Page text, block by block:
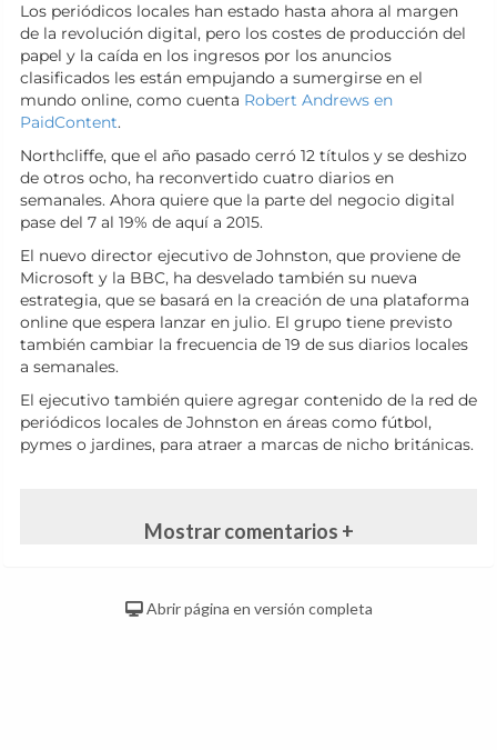
Los periódicos locales han estado hasta ahora al margen
de la revolución digital, pero los costes de producción del
papel y la caída en los ingresos por los anuncios
clasificados les están empujando a sumergirse en el
mundo online, como cuenta Robert Andrews en
PaidContent.
Northcliffe, que el año pasado cerró 12 títulos y se deshizo
de otros ocho, ha reconvertido cuatro diarios en
semanales. Ahora quiere que la parte del negocio digital
pase del 7 al 19% de aquí a 2015.
El nuevo director ejecutivo de Johnston, que proviene de
Microsoft y la BBC, ha desvelado también su nueva
estrategia, que se basará en la creación de una plataforma
online que espera lanzar en julio. El grupo tiene previsto
también cambiar la frecuencia de 19 de sus diarios locales
a semanales.
El ejecutivo también quiere agregar contenido de la red de
periódicos locales de Johnston en áreas como fútbol,
pymes o jardines, para atraer a marcas de nicho británicas.
Mostrar comentarios +
Abrir página en versión completa